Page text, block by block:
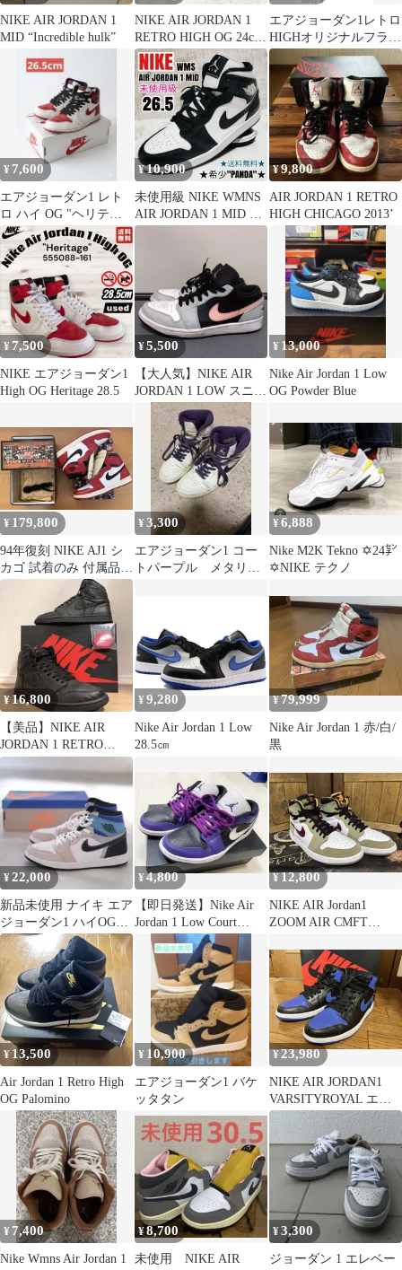
NIKE AIR JORDAN 1
MID “Incredible hulk”
NIKE AIR JORDAN 1
RETRO HIGH OG 24cm
US6
エアジョーダン1レトロ
HIGHオリジナルフライ
トクラブ
¥ 7,600
エアジョーダン1 レト
ロ ハイ OG "ヘリテー
ジ" NIKE
¥10,900
未使用級 NIKE WMNS
AIR JORDAN 1 MID 白
黒 26.5
¥9,800
AIR JORDAN 1 RETRO
HIGH CHICAGO 2013’
¥ 7,500
NIKE エアジョーダン1
High OG Heritage 28.5
¥5,500
【大人気】NIKE AIR
JORDAN 1 LOW スニー
カー 27
¥ 13,000
Nike Air Jordan 1 Low
OG Powder Blue
¥ 179,800
94年復刻 NIKE AJ1 シ
カゴ 試着のみ 付属品完
備 27.5 ジョーダン
¥3,300
エアジョーダン1 コー
トパープル メタリッ
¥6,888
Nike M2K Tekno ✡24㌢
✡NIKE テクノ
¥16,800
【美品】NIKE AIR
JORDAN 1 RETRO
HIGH OG 黒 29
¥9,280
Nike Air Jordan 1 Low
28.5㎝
¥79,999
Nike Air Jordan 1 赤/白/
黒
¥22,000
新品未使用 ナイキ エア
ジョーダン1 ハイOG
"プロトタイプ" 27cm
¥4,800
【即日発送】Nike Air
Jordan 1 Low Court
Purple
¥12,800
NIKE AIR Jordan1
ZOOM AIR CMFT
¥ 13,500
Air Jordan 1 Retro High
OG Palomino
¥ 10,900
エアジョーダン1 バケ
ッタタン
¥23,980
NIKE AIR JORDAN1
VARSITYROYAL エア
ジョーダン1
¥ 7,400
Nike Wmns Air Jordan 1
¥8,700
未使用 NIKE AIR
¥3,300
ジョーダン 1 エレベー